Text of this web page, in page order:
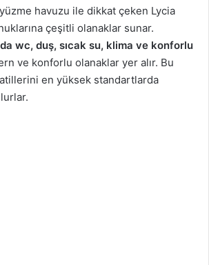
yüzme havuzu ile dikkat çeken Lycia
çeşitli olanaklar sunar.
wc, duş, sıcak su, klima ve konforlu
ve konforlu olanaklar yer alır. Bu
en yüksek standartlarda